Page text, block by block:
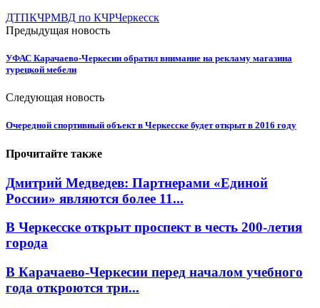
ДТПКЧРМВД по КЧРЧеркесск
Предыдущая новость
УФАС Карачаево-Черкесии обратил внимание на рекламу магазина
турецкой мебели
Следующая новость
Очередной спортивный объект в Черкесске будет открыт в 2016 году
Прочитайте также
Дмитрий Медведев: Партнерами «Единой
России» являются более 11...
В Черкесске открыт проспект в честь 200-летия
города
В Карачаево-Черкесии перед началом учебного
года откроются три...